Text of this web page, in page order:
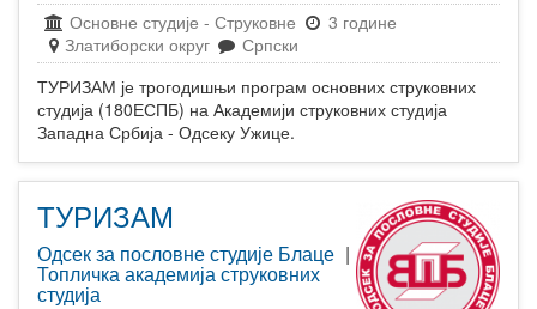
Основне студије - Струковне
3 године
Златиборски округ
Српски
ТУРИЗАМ је трогодишњи програм основних струковних
студија (180ЕСПБ) на Академији струковних студија
Западна Србија - Одсеку Ужице.
ТУРИЗАМ
Одсек за пословне студије Блаце |
Топличка академија струковних
студија